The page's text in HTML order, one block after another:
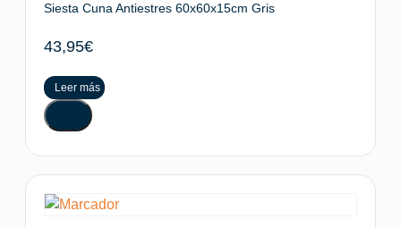
Siesta Cuna Antiestres 60x60x15cm Gris
43,95€
Leer más